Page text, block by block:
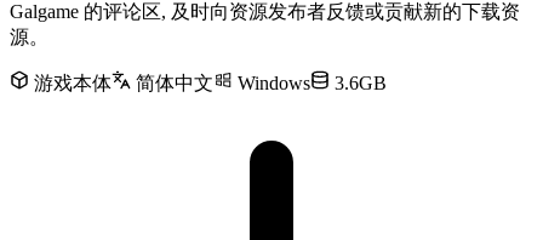
Galgame 的评论区, 及时向资源发布者反馈或贡献新的下载资
源。
游戏本体 简体中文 Windows 3.6GB